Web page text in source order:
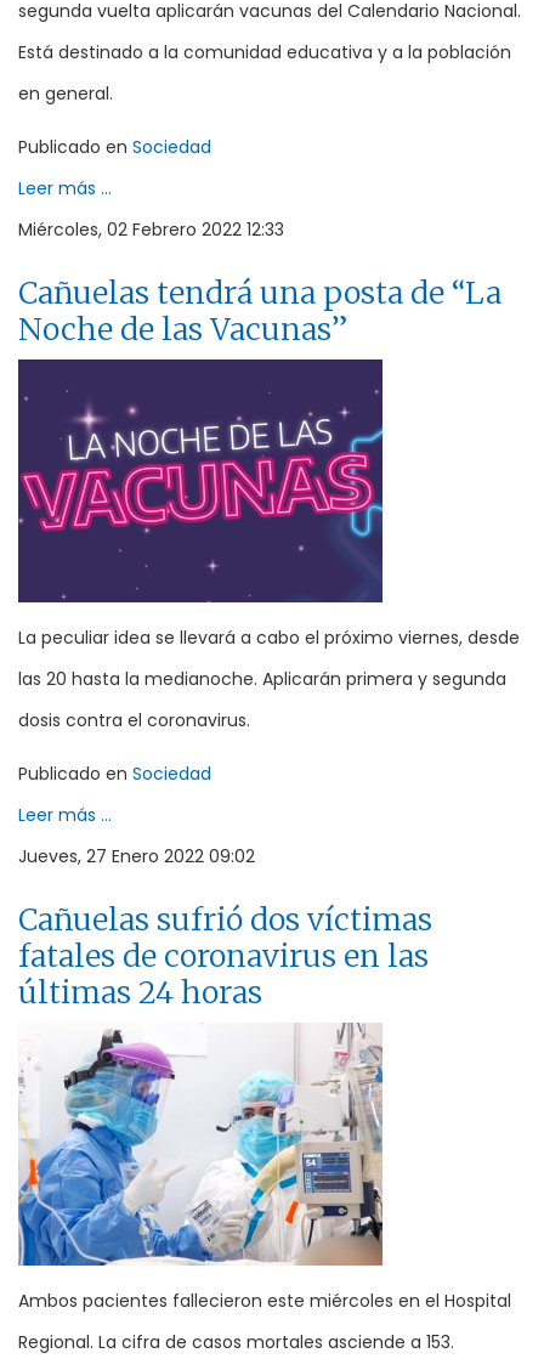
segunda vuelta aplicarán vacunas del Calendario Nacional.
Está destinado a la comunidad educativa y a la población
en general.
Publicado en Sociedad
Leer más ...
Miércoles, 02 Febrero 2022 12:33
Cañuelas tendrá una posta de “La
Noche de las Vacunas”
La peculiar idea se llevará a cabo el próximo viernes, desde
las 20 hasta la medianoche. Aplicarán primera y segunda
dosis contra el coronavirus.
Publicado en Sociedad
Leer más ...
Jueves, 27 Enero 2022 09:02
Cañuelas sufrió dos víctimas
fatales de coronavirus en las
últimas 24 horas
Ambos pacientes fallecieron este miércoles en el Hospital
Regional. La cifra de casos mortales asciende a 153.